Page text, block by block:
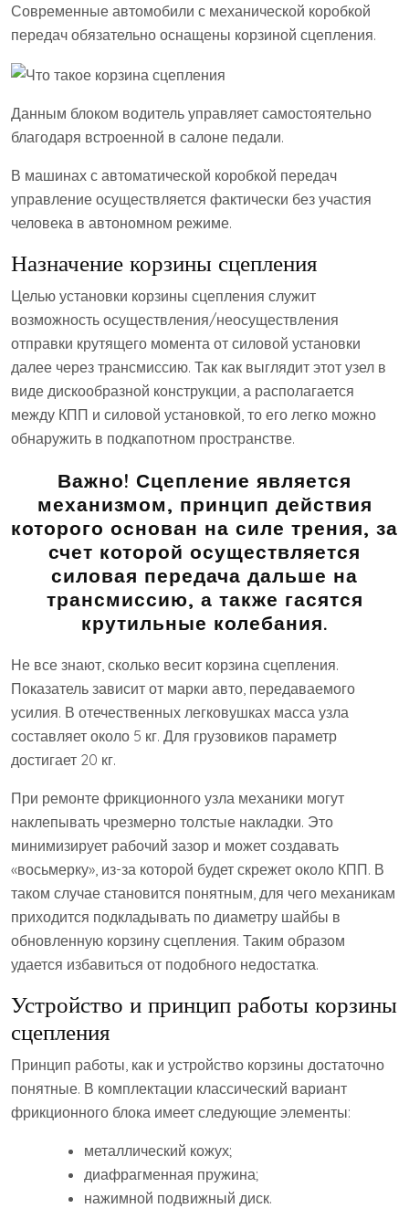
Современные автомобили с механической коробкой
передач обязательно оснащены корзиной сцепления.
Данным блоком водитель управляет самостоятельно
благодаря встроенной в салоне педали.
В машинах с автоматической коробкой передач
управление осуществляется фактически без участия
человека в автономном режиме.
Назначение корзины сцепления
Целью установки корзины сцепления служит
возможность осуществления/неосуществления
отправки крутящего момента от силовой установки
далее через трансмиссию. Так как выглядит этот узел в
виде дискообразной конструкции, а располагается
между КПП и силовой установкой, то его легко можно
обнаружить в подкапотном пространстве.
Важно! Сцепление является
механизмом, принцип действия
которого основан на силе трения, за
счет которой осуществляется
силовая передача дальше на
трансмиссию, а также гасятся
крутильные колебания.
Не все знают, сколько весит корзина сцепления.
Показатель зависит от марки авто, передаваемого
усилия. В отечественных легковушках масса узла
составляет около 5 кг. Для грузовиков параметр
достигает 20 кг.
При ремонте фрикционного узла механики могут
наклепывать чрезмерно толстые накладки. Это
минимизирует рабочий зазор и может создавать
«восьмерку», из-за которой будет скрежет около КПП. В
таком случае становится понятным, для чего механикам
приходится подкладывать по диаметру шайбы в
обновленную корзину сцепления. Таким образом
удается избавиться от подобного недостатка.
Устройство и принцип работы корзины
сцепления
Принцип работы, как и устройство корзины достаточно
понятные. В комплектации классический вариант
фрикционного блока имеет следующие элементы:
металлический кожух;
диафрагменная пружина;
нажимной подвижный диск.